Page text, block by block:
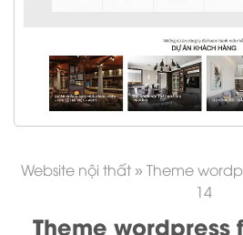
Website nội thất » Theme
14
Theme wordpress